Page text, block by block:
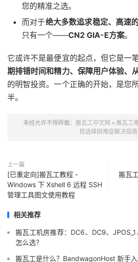
您的精准之选。
而对于绝大多数追求稳定、高速
只有一个——CN2 GIA-E方案。
它或许不是最便宜的起点，但它是一
期排错时间和精力、保障用户体验、
的明智投资。一个正确的开始，是您
半。
未经允许不得转载： 搬瓦工中文网 » 搬瓦工
极选择困难症解决指南
上一篇
[已重定向]搬瓦工教程 -
Windows 下 Xshell 6 远程 SSH
管理工具图文使用教程
搬瓦
相关推荐
搬瓦工机房推荐：DC6、DC9、
怎么选？
搬瓦工是什么？BandwagonHost 新手